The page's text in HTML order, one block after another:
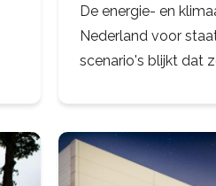
De energie- en
Nederland voor
scenario's blijkt dat
gemeenten
is